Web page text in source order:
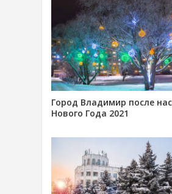
Город Владимир после
Нового Года 2021